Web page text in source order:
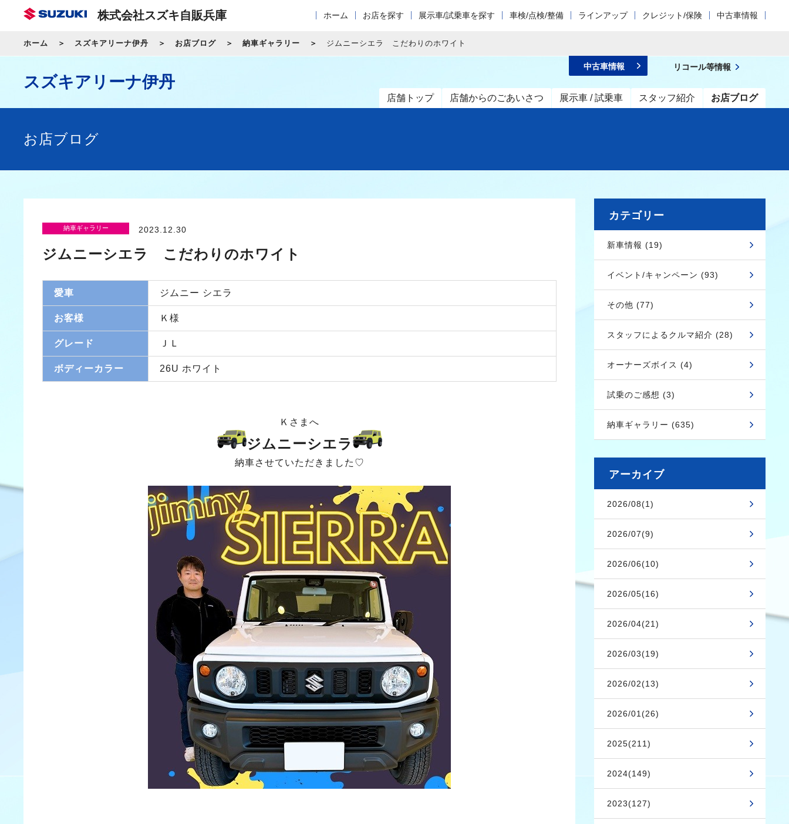
株式会社スズキ自販兵庫 ホーム お店を探す 展示車/試乗車を探す 車検/点検/整備 ラインアップ クレジット/保険 中古車情報
ホーム スズキアリーナ伊丹 お店ブログ 納車ギャラリー ジムニーシエラ こだわりのホワイト
スズキアリーナ伊丹
店舗トップ 店舗からのごあいさつ 展示車 / 試乗車 スタッフ紹介 お店ブログ
中古車情報 リコール等情報
お店ブログ
納車ギャラリー 2023.12.30
ジムニーシエラ こだわりのホワイト
愛車 ジムニー シエラ
お客様 Ｋ様
グレード ＪＬ
ボディーカラー 26U ホワイト
Ｋさまへ
ジムニーシエラ
納車させていただきました♡
カテゴリー
新車情報 (19)
イベント/キャンペーン (93)
その他 (77)
スタッフによるクルマ紹介 (28)
オーナーズボイス (4)
試乗のご感想 (3)
納車ギャラリー (635)
アーカイブ
2026/08(1)
2026/07(9)
2026/06(10)
2026/05(16)
2026/04(21)
2026/03(19)
2026/02(13)
2026/01(26)
2025(211)
2024(149)
2023(127)